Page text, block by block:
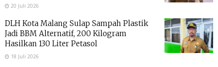
20 Juli 2026
DLH Kota Malang Sulap Sampah Plastik
Jadi BBM Alternatif, 200 Kilogram
Hasilkan 130 Liter Petasol
18 Juli 2026